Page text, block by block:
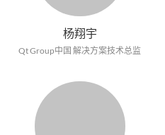
杨翔宇
Qt Group中国 解决方案技术总监